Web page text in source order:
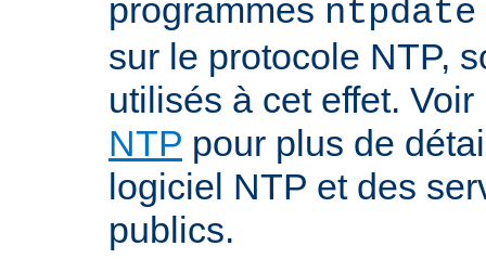
programmes ntpdate
sur le protocole NTP,
utilisés à cet effet.
NTP pour plus de
logiciel NTP et des
publics.